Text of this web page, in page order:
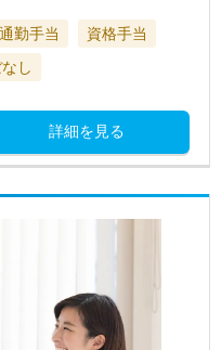
通勤手当
資格手当
し
詳細を見る